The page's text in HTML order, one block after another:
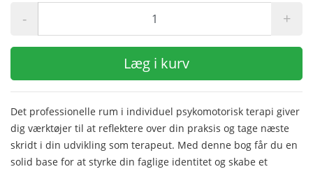
- +
Læg i kurv
Det professionelle rum i individuel psykomotorisk terapi giver
dig værktøjer til at reflektere over din praksis og tage næste
skridt i din udvikling som terapeut. Med denne bog får du en
solid base for at styrke din faglige identitet og skabe et